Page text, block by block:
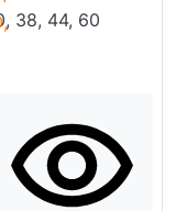
38, 44, 60